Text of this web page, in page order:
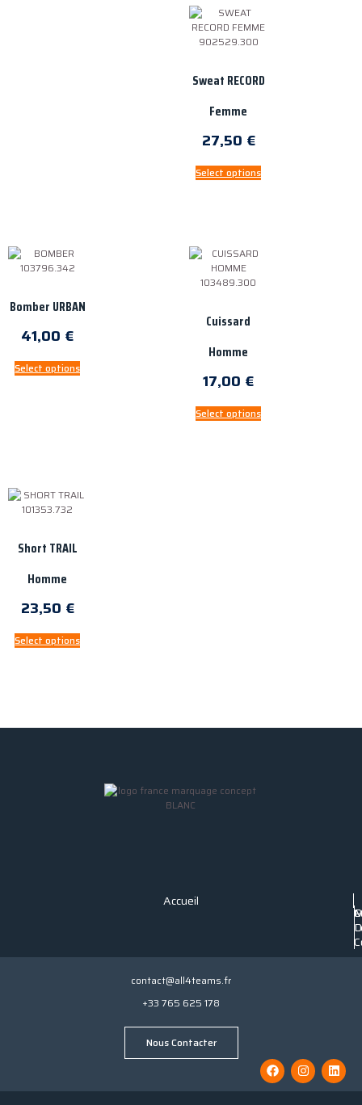
Sweat RECORD
Femme
27,50 €
Select options
Bomber URBAN
41,00 €
Select options
Cuissard
Homme
17,00 €
Select options
Short TRAIL
Homme
23,50 €
Select options
Accueil
contact@all4teams.fr
+33 765 625 178
Nous Contacter